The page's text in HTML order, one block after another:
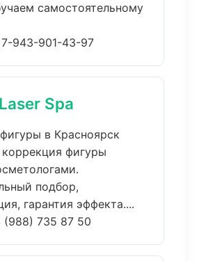
самостоятельному
943-901-43-97
Spa
в Красноярск
фигуры
подбор,
гарантия эффекта....
(988) 735 87 50